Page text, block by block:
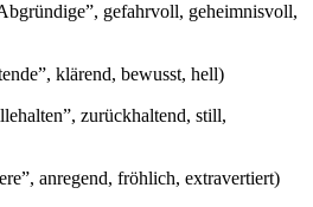
gefahrvoll, geheimnisvoll,
klärend, bewusst, hell)
zurückhaltend, still,
anregend, fröhlich, extravertiert)